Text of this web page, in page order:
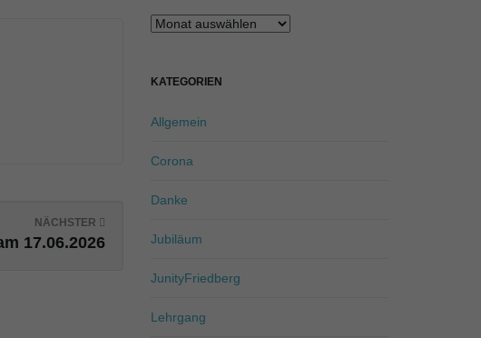
NÄCHSTER
17.06.2026
Archiv
KATEGORIEN
Allgemein
Corona
Danke
Jubiläum
JunityFriedberg
Lehrgang